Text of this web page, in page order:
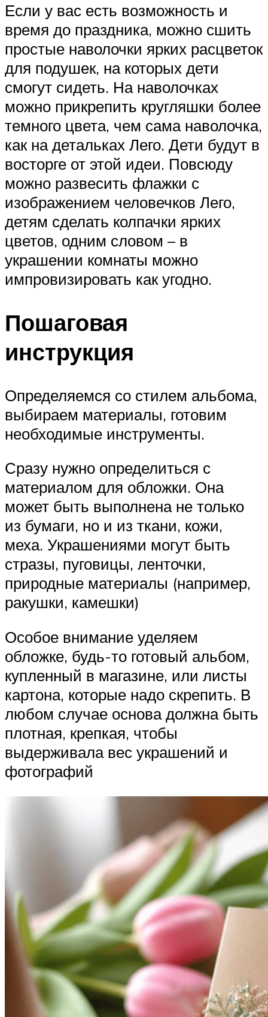
Если у вас есть возможность и
время до праздника, можно сшить
простые наволочки ярких расцветок
для подушек, на которых дети
смогут сидеть. На наволочках
можно прикрепить кругляшки более
темного цвета, чем сама наволочка,
как на детальках Лего. Дети будут в
восторге от этой идеи. Повсюду
можно развесить флажки с
изображением человечков Лего,
детям сделать колпачки ярких
цветов, одним словом – в
украшении комнаты можно
импровизировать как угодно.
Пошаговая
инструкция
Определяемся со стилем альбома,
выбираем материалы, готовим
необходимые инструменты.
Сразу нужно определиться с
материалом для обложки. Она
может быть выполнена не только
из бумаги, но и из ткани, кожи,
меха. Украшениями могут быть
стразы, пуговицы, ленточки,
природные материалы (например,
ракушки, камешки)
Особое внимание уделяем
обложке, будь-то готовый альбом,
купленный в магазине, или листы
картона, которые надо скрепить. В
любом случае основа должна быть
плотная, крепкая, чтобы
выдерживала вес украшений и
фотографий